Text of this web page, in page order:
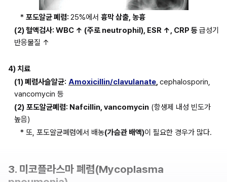
* 포도알균 폐렴: 25%에서 흉막 삼출, 농흉
(2) 혈액검사: WBC ↑ (주로 neutrophil), ESR ↑, CRP 등 급성기
반응물질 ↑
4) 치료
(1) 폐렴사슬알균: Amoxicillin/clavulanate cephalosporin,
vancomycin 등
(2) 포도알균폐렴: Nafcillin, vancomycin (항생제 내성 빈도가
높음)
* 또, 포도알균폐렴에서 배농(가슴관 배액)이 필요한 경우가 많다.
3. 미코플라스마 폐렴(Mycoplasma